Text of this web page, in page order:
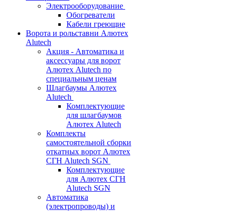
Электрооборудование
Обогреватели
Кабели греющие
Ворота и рольставни Алютех
Alutech
Акция - Автоматика и
аксессуары для ворот
Алютех Alutech по
специальным ценам
Шлагбаумы Алютех
Alutech
Комплектующие
для шлагбаумов
Алютех Alutech
Комплекты
самостоятельной сборки
откатных ворот Алютех
СГН Alutech SGN
Комплектующие
для Алютех СГН
Alutech SGN
Автоматика
(электропроводы) и